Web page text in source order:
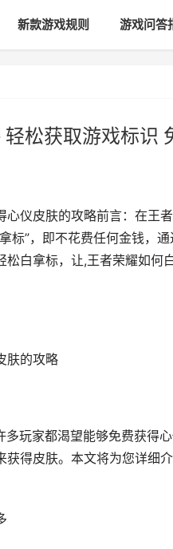
新款游戏规则 游戏问答
松获取游戏标识
仪皮肤的攻略前言：在王
标”，即不花费任何金钱，
白拿标，让,王者荣耀如何
肤的攻略
玩家都渴望能够免费获得
得皮肤。本文将为您详细